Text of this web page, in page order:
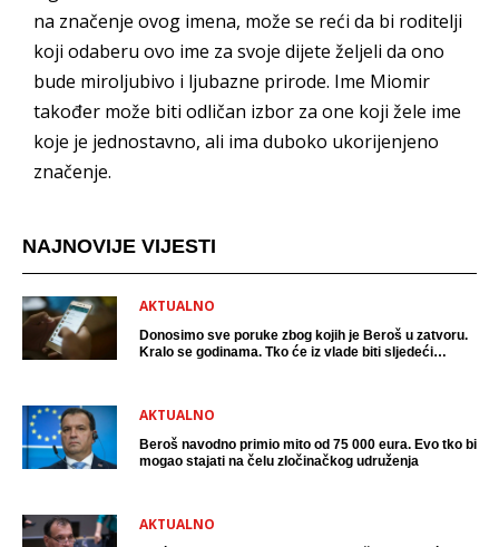
na značenje ovog imena, može se reći da bi roditelji
koji odaberu ovo ime za svoje dijete željeli da ono
bude miroljubivo i ljubazne prirode. Ime Miomir
također može biti odličan izbor za one koji žele ime
koje je jednostavno, ali ima duboko ukorijenjeno
značenje.
NAJNOVIJE VIJESTI
AKTUALNO
Donosimo sve poruke zbog kojih je Beroš u zatvoru.
Kralo se godinama. Tko će iz vlade biti sljedeći
AKTUALNO
Beroš navodno primio mito od 75 000 eura. Evo tko bi
mogao stajati na čelu zločinačkog udruženja
AKTUALNO